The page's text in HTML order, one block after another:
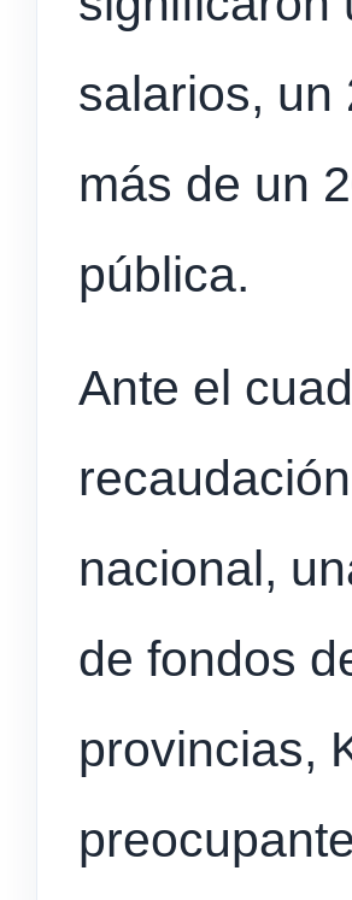
salarios, un
más de un
pública.
Ante el
nacional,
de fondos
provincias,